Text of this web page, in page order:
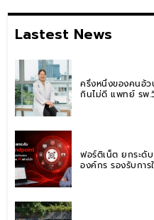
Lastest News
ครึ่งหนึ่งของคนอ้ว
กินไม่ดี แพทย์ รพ.
ฟอร์ติเน็ต ยกระดั
องค์กร รองรับการ